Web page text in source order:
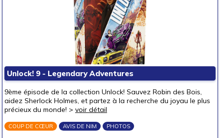
Unlock! 9 - Legendary Adventures
9ème épisode de la collection Unlock! Sauvez Robin des Bois,
aidez Sherlock Holmes, et partez à la recherche du joyau le plus
précieux du monde! > voir détail
COUP DE CŒUR AVIS DE NIM PHOTOS